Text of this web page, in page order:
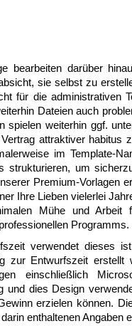
bearbeiten darüber
sie selbst zu
für die administrativen
Dateien auch
spielen weiterhin ggf.
attraktiver habitus
im Template-
strukturieren, um
Premium-Vorlagen
Ihre Lieben vielerlei
Mühe und
Programms.
verwendet dieses
zur Entwurfszeit
einschließlich
und dies Design
erzielen können.
enthaltenen Angaben